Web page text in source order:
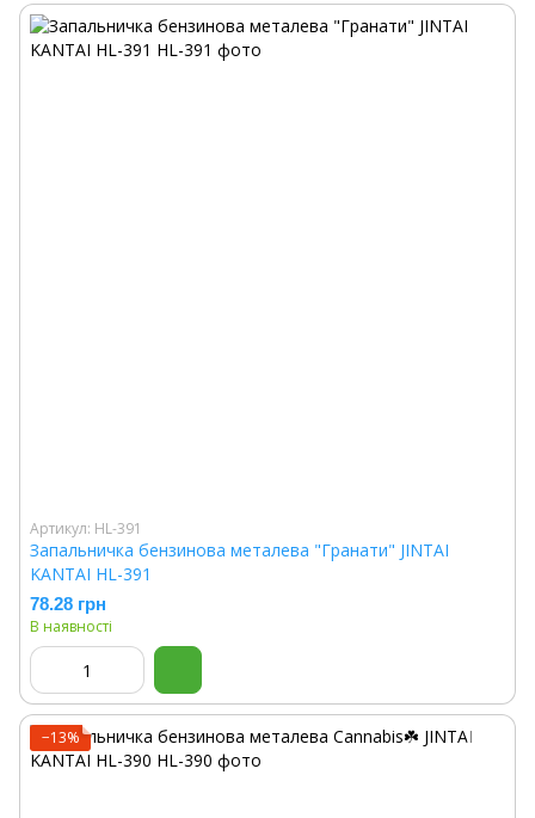
Артикул: HL-391
Запальничка бензинова металева "Гранати" JINTAI
KANTAI HL-391
78.28 грн
В наявності
−13%